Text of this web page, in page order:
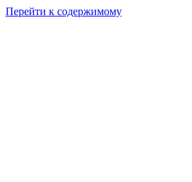
Перейти к содержимому